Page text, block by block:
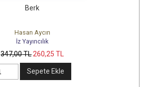
Berk
Hasan Aycın
İz Yayıncılık
347,00TL260,25 TL
Sepete Ekle